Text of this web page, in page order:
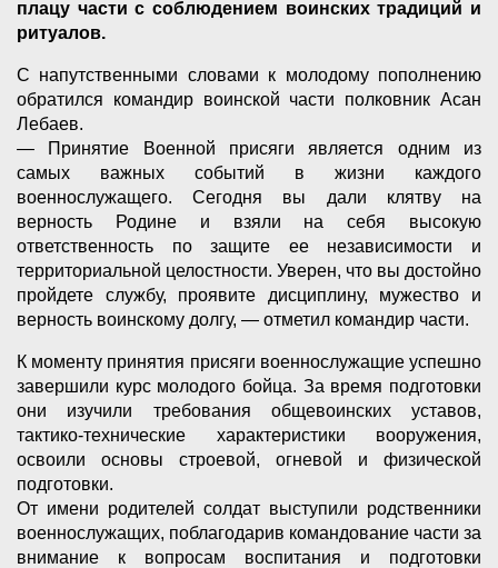
плацу части с соблюдением воинских традиций и
ритуалов.
С напутственными словами к молодому пополнению
обратился командир воинской части полковник Асан
Лебаев.
— Принятие Военной присяги является одним из
самых важных событий в жизни каждого
военнослужащего. Сегодня вы дали клятву на
верность Родине и взяли на себя высокую
ответственность по защите ее независимости и
территориальной целостности. Уверен, что вы достойно
пройдете службу, проявите дисциплину, мужество и
верность воинскому долгу, — отметил командир части.
К моменту принятия присяги военнослужащие успешно
завершили курс молодого бойца. За время подготовки
они изучили требования общевоинских уставов,
тактико-технические характеристики вооружения,
освоили основы строевой, огневой и физической
подготовки.
От имени родителей солдат выступили родственники
военнослужащих, поблагодарив командование части за
внимание к вопросам воспитания и подготовки